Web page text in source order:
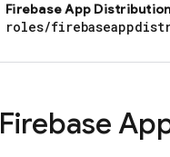
Firebase App Distribution
roles/
Firebase